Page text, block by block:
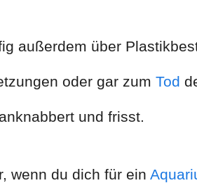
außerdem über
oder gar zum Tod
und frisst.
wenn du dich für ein